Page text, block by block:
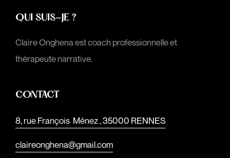
QUI SUIS-JE ?
Claire Onghena est coach professionnelle et
thérapeute narrative.
CONTACT
8, rue François Ménez , 35000 RENNES
claireonghena@gmail.com